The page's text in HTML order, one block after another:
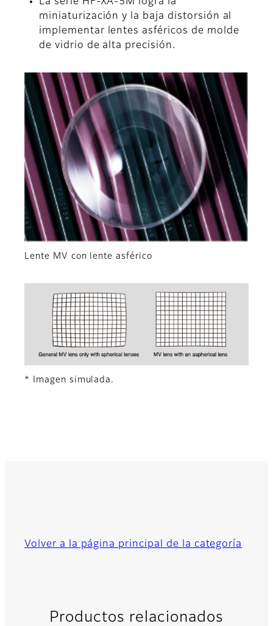
miniaturización y la baja distorsión al
implementar lentes asféricos de molde
de vidrio de alta precisión.
Lente MV con lente asférico
* Imagen simulada.
Volver a la página principal de la categoría
Productos relacionados